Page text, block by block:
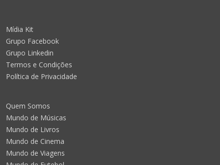
Mídia Kit
Grupo Facebook
Grupo Linkedin
Termos e Condições
Política de Privacidade
Quem Somos
Mundo de Músicas
Mundo de Livros
Mundo de Cinema
Mundo de Viagens